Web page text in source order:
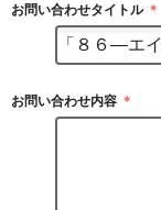
お問い合わせタイトル ＊
お問い合わせ内容 ＊